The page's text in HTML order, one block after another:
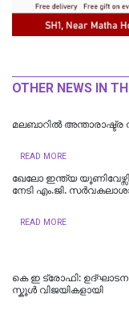
OTHER NEWS IN
മലബാറിൽ
READ MORE
ഖേലോ ഇന്ത്യ
നേടി എം.ജി.
READ MORE
കെ ഇ ട്രോഫി:
സ്കൂൾ വിജയികളായി